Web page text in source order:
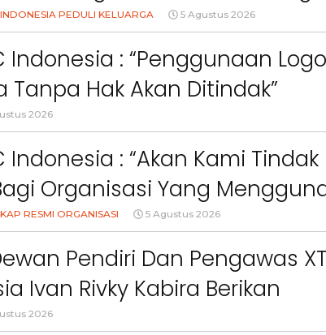
Tua Dalam Menjaga
Anak Di Era Digital
PEDULI KELUARGA 5 Agustus 2026
Indonesia : “Penggunaan
Tanpa Hak Akan Ditindak”
2026
Indonesia : “Akan Kami Tindak
Organisasi Yang
Warna, Bendera Dan
Izin”
RESMI ORGANISASI 5 Agustus 2026
Pendiri Dan Pengawas
Ivan Rivky Kabira Berikan
Sikap Terkait “XTC Sexy Road”
2026
Sorotan
Utama
National
Berita
Empat Tahun Janji Membeku,
Sawah Rusak: Ahli Waris
Berita
Bidang
Kesehatan